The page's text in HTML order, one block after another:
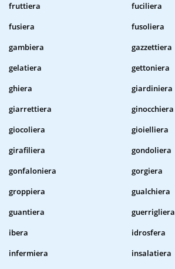
fruttiera
fuciliera
fusiera
fusoliera
gambiera
gazzettiera
gelatiera
gettoniera
ghiera
giardiniera
giarrettiera
ginocchiera
giocoliera
gioielliera
girafiliera
gondoliera
gonfaloniera
gorgiera
groppiera
gualchiera
guantiera
guerrigliera
ibera
idrosfera
infermiera
insalatiera